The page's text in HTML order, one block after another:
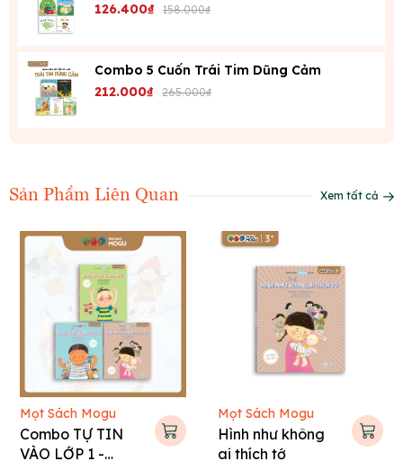
126.400₫ 158.000₫
Combo 5 Cuốn Trái Tim Dũng Cảm
212.000₫ 265.000₫
Sản Phẩm Liên Quan Xem tất cả
Mọt Sách Mogu
Combo TỰ TIN
VÀO LỚP 1 -
Mọt Sách Mogu
Hình như không
ai thích tớ